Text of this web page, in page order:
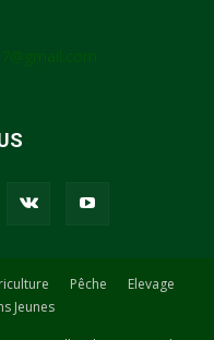
Pêche
Elevage
Jeunes